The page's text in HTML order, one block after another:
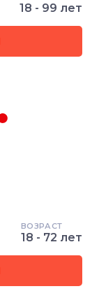
18 - 99 лет
ВОЗРАСТ
18 - 72 лет